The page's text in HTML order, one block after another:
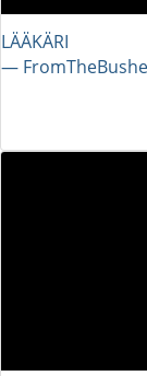
LÄÄKÄRI
―